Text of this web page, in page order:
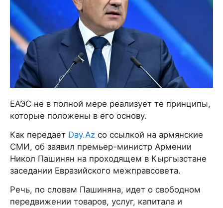
ЕАЭС не в полной мере реализует те принципы,
которые положены в его основу.
Как передает Day.Az со ссылкой на армянские
СМИ, об заявил премьер-министр Армении
Никол Пашинян на проходящем в Кыргызстане
заседании Евразийского межправсовета.
Речь, по словам Пашиняна, идет о свободном
передвижении товаров, услуг, капитала и